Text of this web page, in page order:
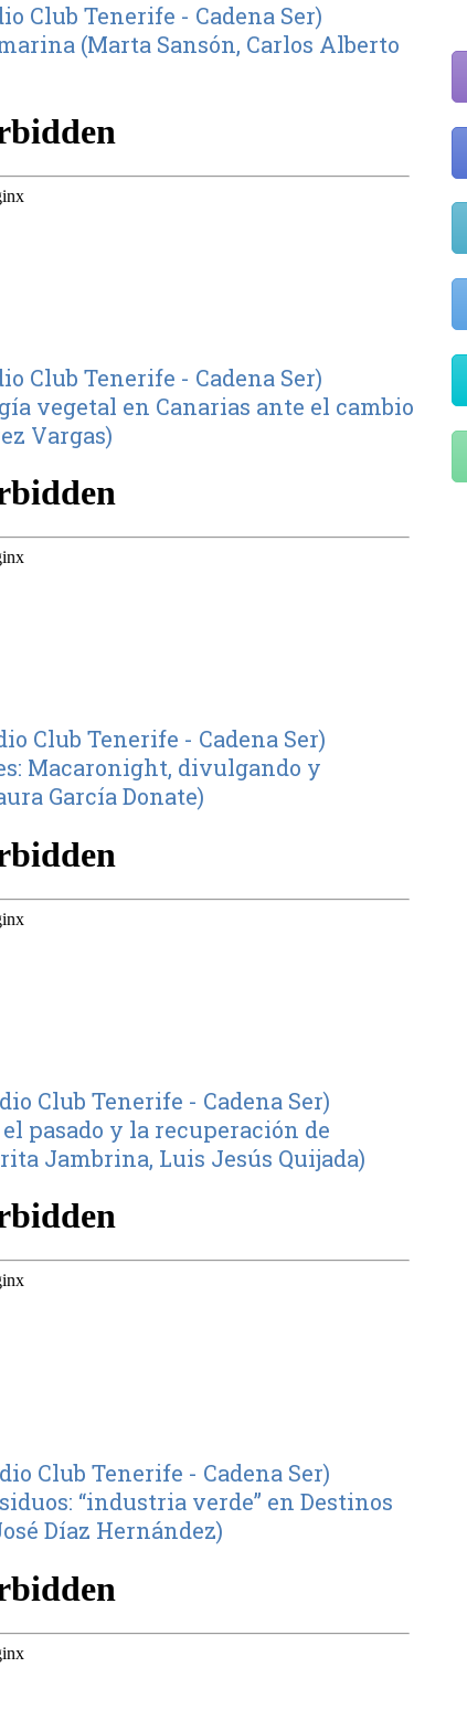
Club Tenerife - Cadena Ser)
(Marta Sansón, Carlos Alberto
Club Tenerife - Cadena Ser)
vegetal en Canarias ante el cambio
Vargas)
Club Tenerife - Cadena Ser)
Macaronight, divulgando y
García Donate)
Club Tenerife - Cadena Ser)
pasado y la recuperación de
Jambrina, Luis Jesús Quijada)
Club Tenerife - Cadena Ser)
“industria verde” en Destinos
Díaz Hernández)